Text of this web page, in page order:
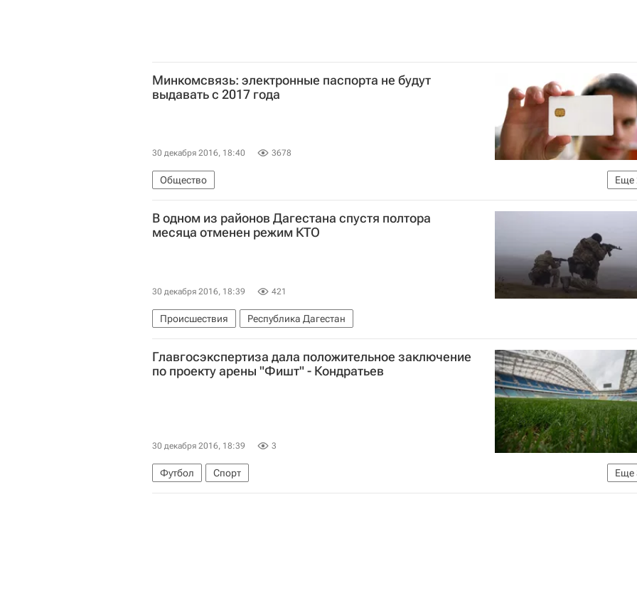
Минкомсвязь: электронные паспорта не будут
выдавать с 2017 года
30 декабря 2016, 18:40 3678
Еще
Общество
Министерство цифрового развития, связи и массовых коммуникаций РФ (Минцифры России)
Россия
В одном из районов Дагестана спустя полтора
месяца отменен режим КТО
30 декабря 2016, 18:39 421
Происшествия Республика Дагестан
Главгосэкспертиза дала положительное заключение
по проекту арены "Фишт" - Кондратьев
30 декабря 2016, 18:39 3
Еще
Футбол
Спорт
Подготовка городов-организаторов ЧМ-2018 по футболу к мировому первенству